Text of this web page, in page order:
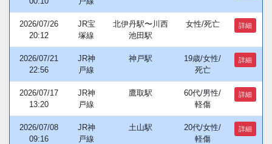
2026/07/26
20:12
JR宝
塚線
北伊丹駅〜川西
池田駅
女性/死亡 詳細
2026/07/21
22:56
JR神
戸線
神戸駅
19歳/女性/
死亡
詳細
2026/07/17
13:20
JR神
戸線
鷹取駅
60代/男性/
軽傷
詳細
2026/07/08
09:16
JR神
戸線
土山駅
20代/女性/
軽傷
詳細